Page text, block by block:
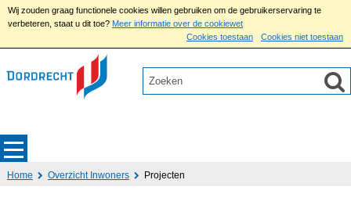
Wij zouden graag functionele cookies willen gebruiken om de gebruikerservaring te
verbeteren, staat u dit toe? Meer informatie over de cookiewet
Cookies toestaan
Cookies niet toestaan
Home Overzicht Inwoners Projecten